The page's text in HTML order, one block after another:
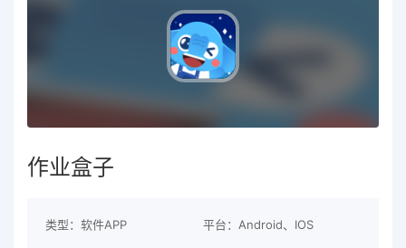
作业盒子
类型：软件APP 平台：Android、IOS